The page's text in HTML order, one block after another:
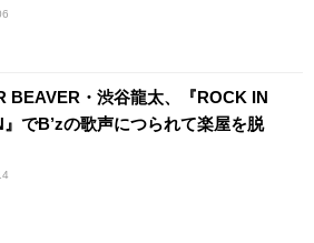
BEAVER・渋谷龍太、『ROCK IN
でB’zの歌声につられて楽屋を脱